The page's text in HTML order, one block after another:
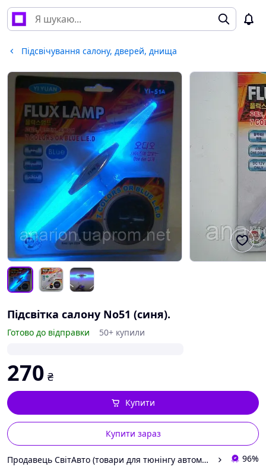
Підсвічування салону, дверей, днища
Підсвітка салону No51 (синя).
Готово до відправки 50+ купили
270 ₴
Купити зараз
Купити
Продавець СвітАвто (товари для тюнінгу автомобілів ВАЗ) 96%